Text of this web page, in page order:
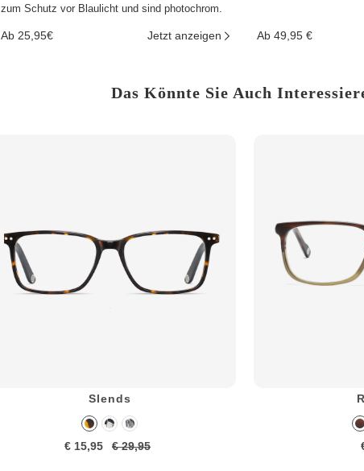
zum Schutz vor Blaulicht und sind photochrom.
Ab 25,95€ Jetzt anzeigen Ab 49,95 €
Das Könnte Sie Auch
Slends
€ 15,95 € 29,95